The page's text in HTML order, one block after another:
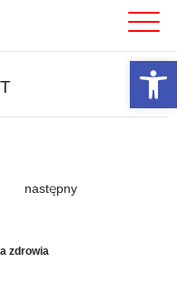
następny
zdrowia